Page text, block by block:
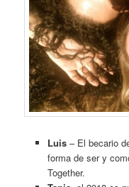
Luis– El becario
forma de ser y
Together.